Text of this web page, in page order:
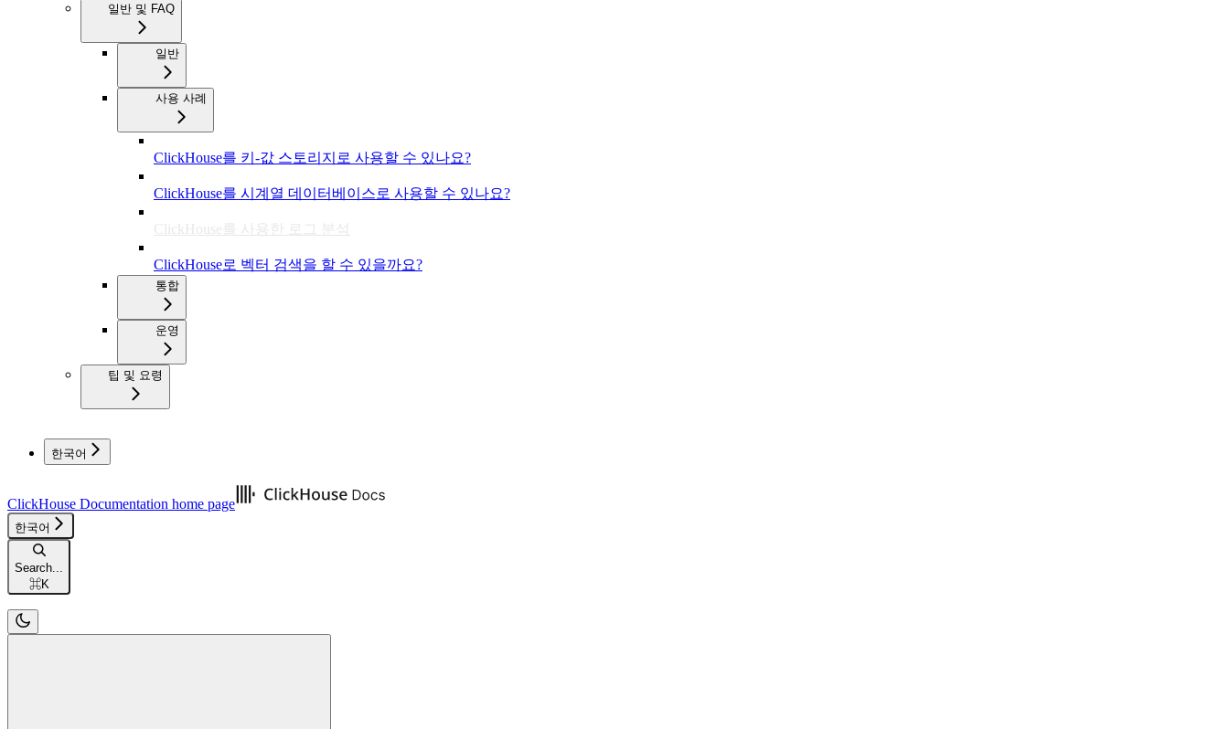
일반 및 FAQ
일반
사용 사례
ClickHouse를 키-값 스토리지로 사용할 수 있나요?
ClickHouse를 시계열 데이터베이스로 사용할 수 있나요?
ClickHouse를 사용한 로그 분석
ClickHouse로 벡터 검색을 할 수 있을까요?
통합
운영
팁 및 요령
한국어
ClickHouse Documentation home page
한국어
Search...
⌘K